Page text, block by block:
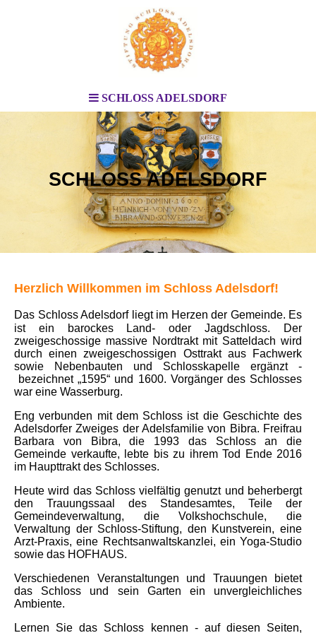
SCHLOSS ADELSDORF
SCHLOSS ADELSDORF
Herzlich Willkommen im Schloss Adelsdorf!
Das Schloss Adelsdorf liegt im Herzen der Gemeinde. Es
ist ein barockes Land- oder Jagdschloss. Der
zweigeschossige massive Nordtrakt mit Satteldach wird
durch einen zweigeschossigen Osttrakt aus Fachwerk
sowie Nebenbauten und Schlosskapelle ergänzt -
bezeichnet „1595“ und 1600. Vorgänger des Schlosses
war eine Wasserburg.
Eng verbunden mit dem Schloss ist die Geschichte des
Adelsdorfer Zweiges der Adelsfamilie von Bibra. Freifrau
Barbara von Bibra, die 1993 das Schloss an die
Gemeinde verkaufte, lebte bis zu ihrem Tod Ende 2016
im Haupttrakt des Schlosses.
Heute wird das Schloss vielfältig genutzt und beherbergt
den Trauungssaal des Standesamtes, Teile der
Gemeindeverwaltung, die Volkshochschule, die
Verwaltung der Schloss-Stiftung, den Kunstverein, eine
Arzt-Praxis, eine Rechtsanwaltskanzlei, ein Yoga-Studio
sowie das HOFHAUS.
Verschiedenen Veranstaltungen und Trauungen bietet
das Schloss und sein Garten ein unvergleichliches
Ambiente.
Lernen Sie das Schloss kennen - auf diesen Seiten,